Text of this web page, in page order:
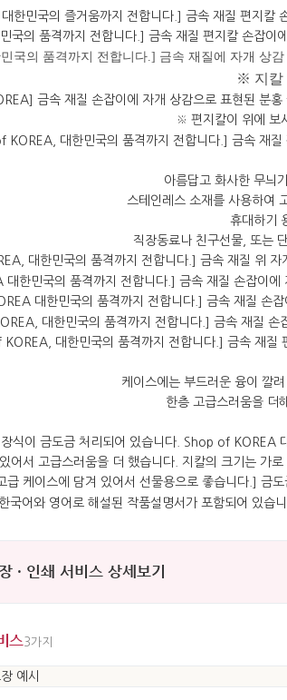
※ 지칼
※ 편지칼이 위에 보
아름답고 화사한 무늬
스테인레스 소재를 사용하여
휴대하기
직장동료나 친구선물, 또는
케이스에는 부드러운 융이 깔
한층 고급스러움을 더
· 인쇄 서비스 상세보기
스 3가지